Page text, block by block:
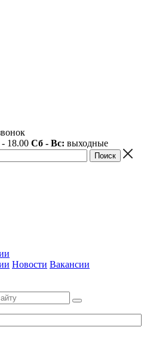
18.00 Сб - Вс: выходные
Новости Вакансии